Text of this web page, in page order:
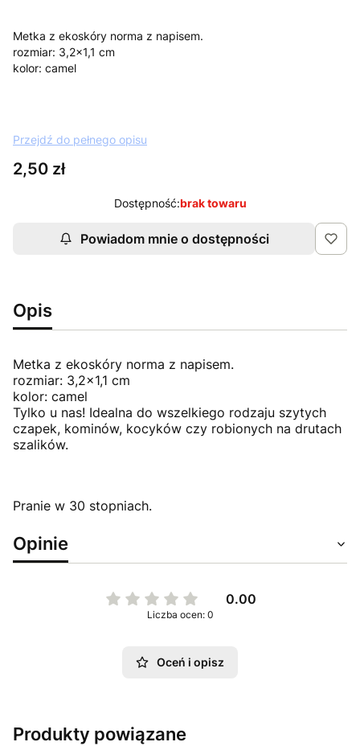
Metka z ekoskóry norma z napisem.
rozmiar: 3,2x1,1 cm
kolor: camel
Przejdź do pełnego opisu
Cena
2,50 zł
Dostępność:brak towaru
Powiadom mnie o dostępności
Opis
Metka z ekoskóry norma z napisem.
rozmiar: 3,2x1,1 cm
kolor: camel
Tylko u nas! Idealna do wszelkiego rodzaju szytych
czapek, kominów, kocyków czy robionych na drutach
szalików.
Pranie w 30 stopniach.
Opinie
0.00
Liczba ocen: 0
Oceń i opisz
Produkty powiązane